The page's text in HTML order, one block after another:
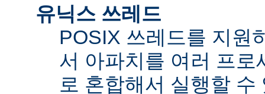
유닉스 쓰레드
POSIX 쓰레드를 지원
서 아파치를 여러 프로
로 혼합해서 실행할